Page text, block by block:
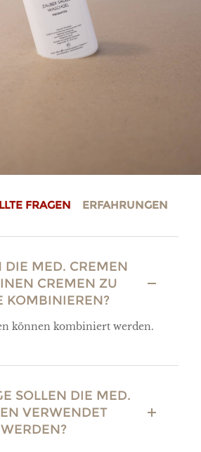
FRAGEN ERFAHRUNGEN
DIE MED. CREMEN
CREMEN ZU
KOMBINIEREN?
können kombiniert werden.
SOLLEN DIE MED.
VERWENDET
WERDEN?